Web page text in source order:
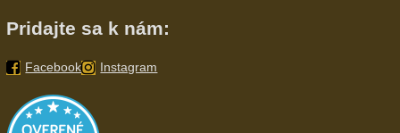
Pridajte sa k nám:
Facebook Instagram